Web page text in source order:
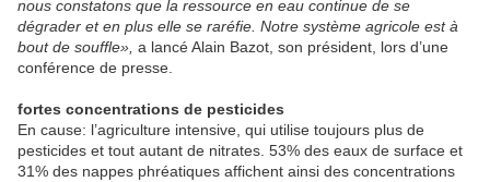
nous constatons que la ressource en eau continue de se
dégrader et en plus elle se raréfie. Notre système agricole est à
bout de souffle», a lancé Alain Bazot, son président, lors d’une
conférence de presse.
fortes concentrations de pesticides
En cause: l’agriculture intensive, qui utilise toujours plus de
pesticides et tout autant de nitrates. 53% des eaux de surface et
31% des nappes phréatiques affichent ainsi des concentrations